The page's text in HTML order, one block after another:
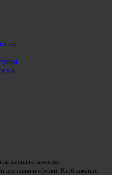
высшего качества
доставки и сборки. Изображение